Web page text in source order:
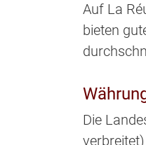
Auf La
bieten
Die